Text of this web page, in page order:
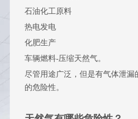
石油化工原料
热电发电
化肥生产
车辆燃料-压缩天然气。
尽管用途广泛，但是有气体泄漏
的危险性。